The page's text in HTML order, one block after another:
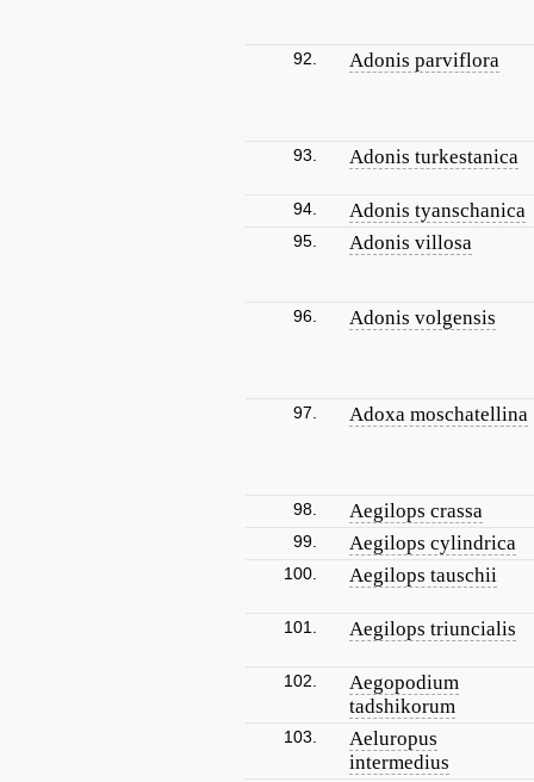
92. Adonis parviflora
93. Adonis turkestanica
94. Adonis tyanschanica
95. Adonis villosa
96. Adonis volgensis
97. Adoxa moschatellina
98. Aegilops crassa
99. Aegilops cylindrica
100. Aegilops tauschii
101. Aegilops triuncialis
102.
Aegopodium
tadshikorum
103.
Aeluropus
intermedius